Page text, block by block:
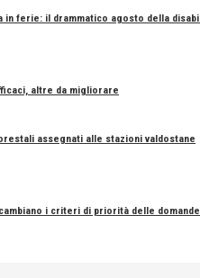
in ferie: il drammatico agosto della
altre da migliorare
assegnati alle stazioni valdostane
i criteri di priorità delle domande